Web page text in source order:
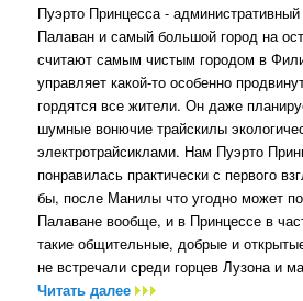
Пуэрто Принцесса -
Палаван и самый большой город на
считают самым чистым городом в
управляет какой-то особенно
гордятся все жители. Он даже
шумные вонючие трайскилы
электротрайсиклами. Нам Пуэрто
понравилась практически с первого
бы, после Манилы что угодно может
Палаване вообще, и в Принцессе в
такие общительные, добрые и
не встречали среди горцев Лузона и
Читать далее